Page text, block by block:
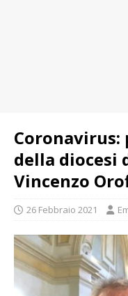
Coronavirus:
della diocesi
Vincenzo
26 Febbraio 2021